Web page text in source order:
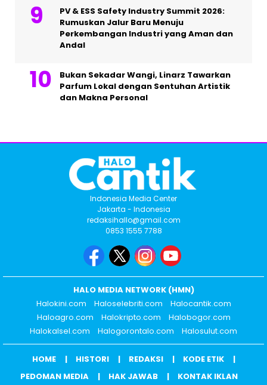
PV & ESS Safety Industry Summit 2026:
Rumuskan Jalur Baru Menuju
Perkembangan Industri yang Aman dan
Andal
Bukan Sekadar Wangi, Linarz Tawarkan
Parfum Lokal dengan Sentuhan Artistik
dan Makna Personal
Indonesia Media Center
Jakarta - Indonesia
redaksihallo@gmail.com
0853 1555 7788
HALO MEDIA NETWORK (HMN)
Halokini.com
Haloselebriti.com
Halocantik.com
Haloagro.com
Halokripto.com
Halobogor.com
Halokalsel.com
Halogorontalo.com Halosulut.com
HOME HISTORI REDAKSI
KODE ETIK
PEDOMAN MEDIA
HAK JAWAB KONTAK IKLAN